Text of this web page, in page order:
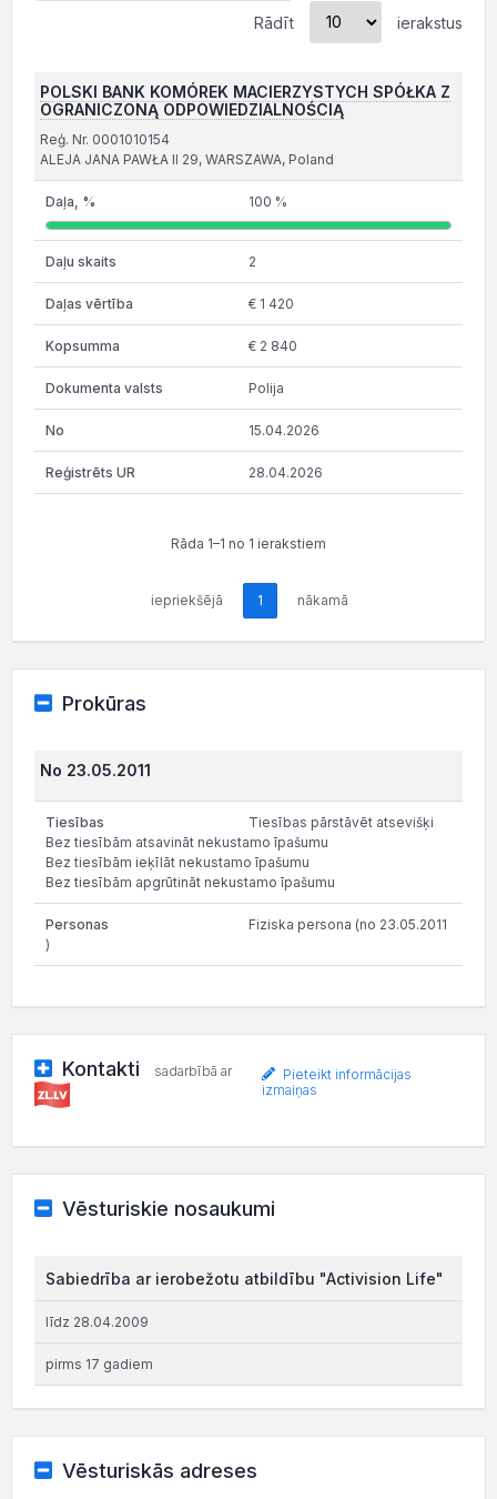
Rādīt ierakstus
POLSKI BANK KOMÓREK MACIERZYSTYCH SPÓŁKA Z
OGRANICZONĄ ODPOWIEDZIALNOŚCIĄ
Reģ. Nr. 0001010154
ALEJA JANA PAWŁA II 29, WARSZAWA, Poland
100 %
2
€ 1 420
€ 2 840
Polija
15.04.2026
28.04.2026
Rāda 1–1 no 1 ierakstiem
iepriekšējā 1 nākamā
Prokūras
No 23.05.2011
Tiesības pārstāvēt atsevišķi
Bez tiesībām atsavināt nekustamo īpašumu
Bez tiesībām ieķīlāt nekustamo īpašumu
Bez tiesībām apgrūtināt nekustamo īpašumu
Fiziska persona (no 23.05.2011
)
Kontakti sadarbībā ar
Pieteikt informācijas
izmaiņas
Vēsturiskie nosaukumi
Sabiedrība ar ierobežotu atbildību "Activision Life"
līdz 28.04.2009
pirms 17 gadiem
Vēsturiskās adreses